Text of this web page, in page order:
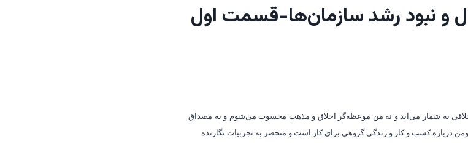
و نبود رشد سازمان‌ها-قسمت اول
اخلاقی به شمار می‌‌آید و نه من موعظه‌گر اخلاق و مذهب محسوب می‌شوم و به مصداق
درباره کسب و کار و زندگی گروهی برای کار است و منحصر به تجربیات نگارنده